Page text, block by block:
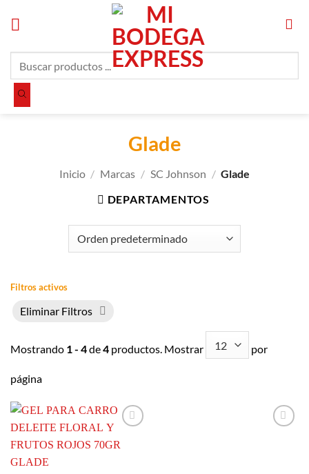
productos
Glade
Inicio / Marcas / SC Johnson / Glade
DEPARTAMENTOS
Filtros activos
Eliminar Filtros
Mostrando 1 - 4de4 productos. Mostrar por
página
Lista de